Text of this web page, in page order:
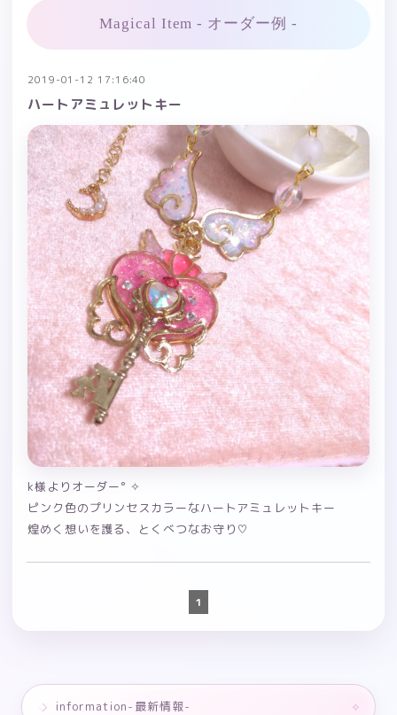
Magical Item - オーダー例 -
2019-01-12 17:16:40
ハートアミュレットキー
k様よりオーダー° ✧
ピンク色のプリンセスカラーなハートアミュレットキー
煌めく想いを護る、とくべつなお守り♡
1
information-最新情報-